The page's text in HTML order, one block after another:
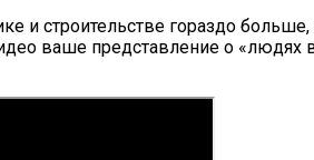
и строительстве гораздо
ваше представление о «людях